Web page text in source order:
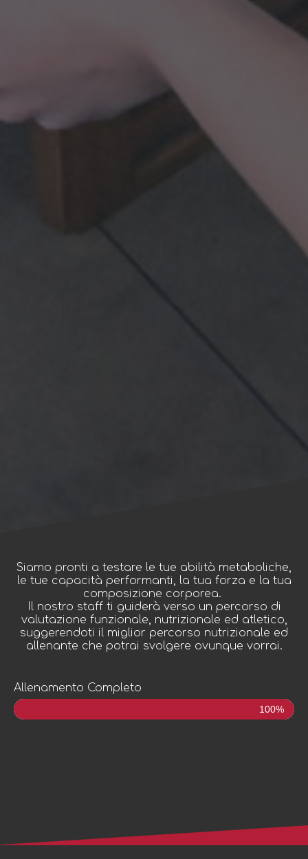
Siamo pronti a testare le tue abilità metaboliche,
le tue capacità performanti, la tua forza e la tua
composizione corporea.
Il nostro staff ti guiderà verso un percorso di
valutazione funzionale, nutrizionale ed atletico,
suggerendoti il miglior percorso nutrizionale ed
allenante che potrai svolgere ovunque vorrai.
Allenamento Completo
100%